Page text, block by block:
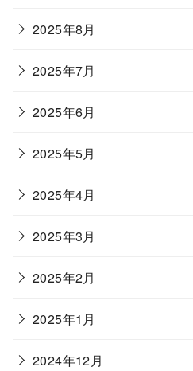
2025年8月
2025年7月
2025年6月
2025年5月
2025年4月
2025年3月
2025年2月
2025年1月
2024年12月